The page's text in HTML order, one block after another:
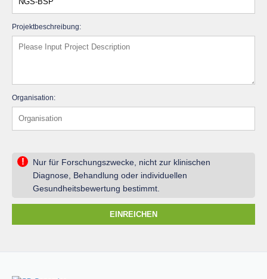
Projektbeschreibung:
Organisation:
!
Nur für Forschungszwecke, nicht zur klinischen
Diagnose, Behandlung oder individuellen
Gesundheitsbewertung bestimmt.
EINREICHEN